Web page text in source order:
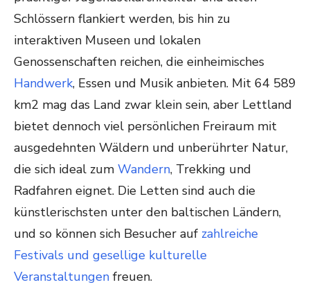
Schlössern flankiert werden, bis hin zu
interaktiven Museen und lokalen
Genossenschaften reichen, die einheimisches
Handwerk, Essen und Musik anbieten. Mit 64 589
km2 mag das Land zwar klein sein, aber Lettland
bietet dennoch viel persönlichen Freiraum mit
ausgedehnten Wäldern und unberührter Natur,
die sich ideal zum Wandern, Trekking und
Radfahren eignet. Die Letten sind auch die
künstlerischsten unter den baltischen Ländern,
und so können sich Besucher auf zahlreiche
Festivals und gesellige kulturelle
Veranstaltungen freuen.